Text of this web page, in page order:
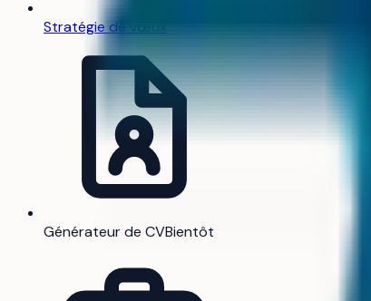
Stratégie de vœux
Générateur de CVBientôt